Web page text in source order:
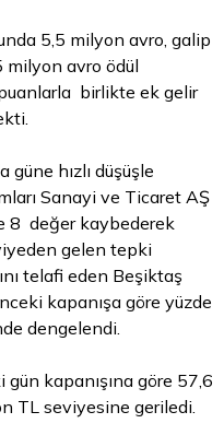
5,5 milyon avro, galip
milyon avro ödül
birlikte ek gelir
güne hızlı düşüşle
Sanayi ve Ticaret AŞ
8 değer kaybederek
gelen tepki
telafi eden Beşiktaş
kapanışa göre yüzde
dengelendi.
kapanışına göre 57,6
TL seviyesine geriledi.